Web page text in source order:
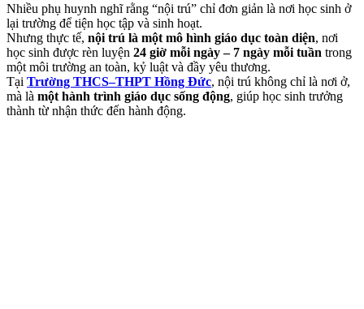
Nhiều phụ huynh nghĩ rằng “nội trú” chỉ đơn giản là nơi học sinh ở
lại trường để tiện học tập và sinh hoạt.
Nhưng thực tế, nội trú là một mô hình giáo dục toàn diện, nơi
học sinh được rèn luyện 24 giờ mỗi ngày – 7 ngày mỗi tuần trong
một môi trường an toàn, kỷ luật và đầy yêu thương.
Tại Trường THCS–THPT Hồng Đức, nội trú không chỉ là nơi ở,
mà là một hành trình giáo dục sống động, giúp học sinh trưởng
thành từ nhận thức đến hành động.